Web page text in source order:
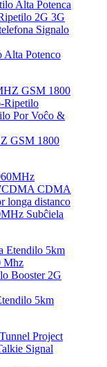
Alta Potenco
GSM 1800
Subĉiela
5km